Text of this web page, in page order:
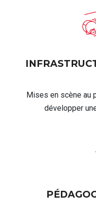
Mises en scène au
développer